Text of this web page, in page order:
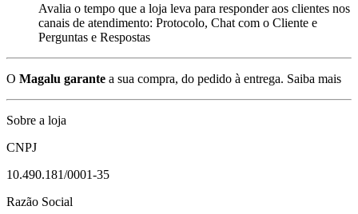
Avalia o tempo que a loja leva para responder aos clientes nos
canais de atendimento: Protocolo, Chat com o Cliente e
Perguntas e Respostas
O Magalu garante a sua compra, do pedido à entrega. Saiba mais
Sobre a loja
CNPJ
10.490.181/0001-35
Razão Social